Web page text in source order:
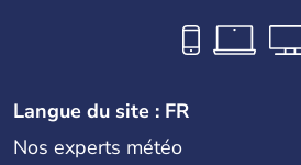
Langue du site : FR
Nos experts météo